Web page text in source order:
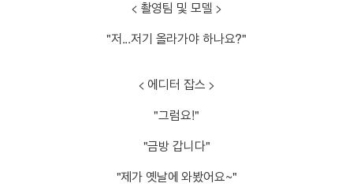
< 촬영팀 및 모델 >
"저...저기 올라가야 하나요?"
< 에디터 잡스 >
"그럼요!"
"금방 갑니다"
"제가 옛날에 와봤어요~"